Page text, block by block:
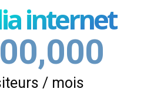
internet
/ mois